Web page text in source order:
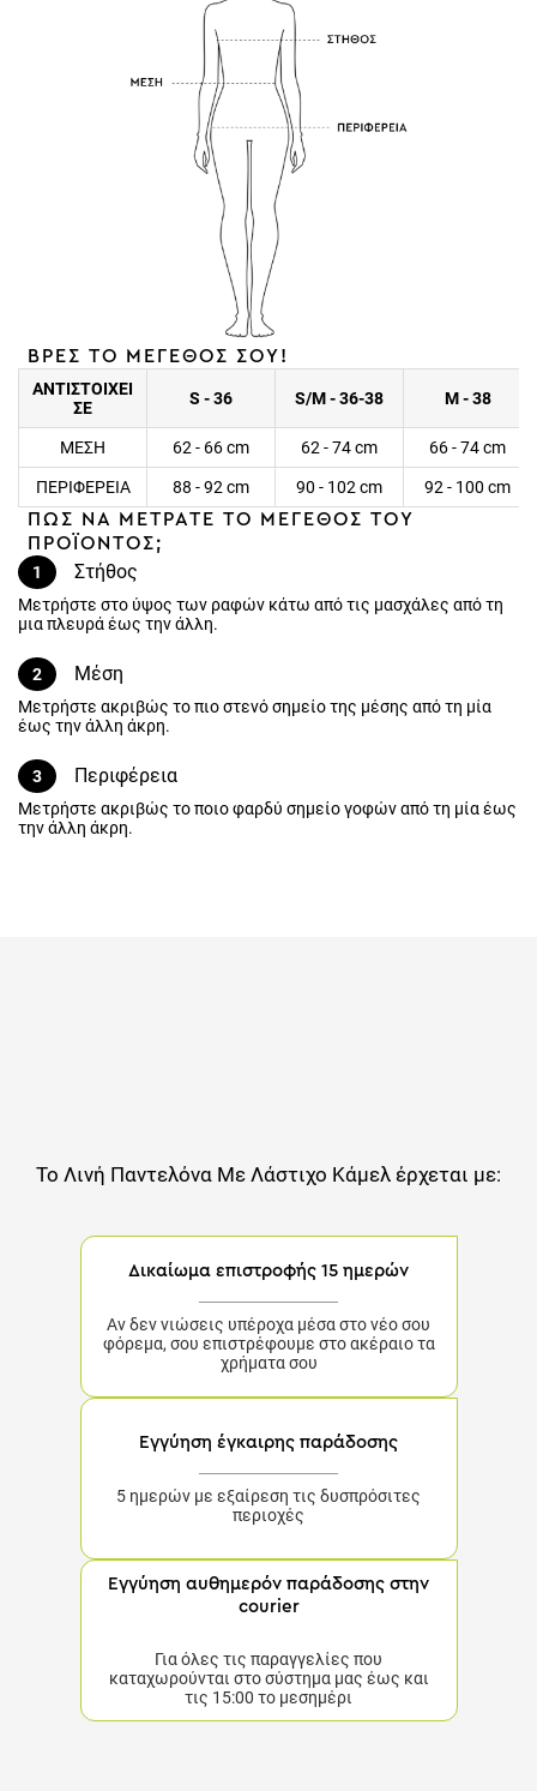
ΒΡΕΣ ΤΟ ΜΕΓΕΘΟΣ ΣΟΥ!
ΑΝΤΙΣΤΟΙΧΕΙ
ΣΕ
S - 36 S/M - 36-38 M - 38
ΜΕΣΗ 62 - 66 cm 62 - 74 cm 66 - 74 cm
ΠΕΡΙΦΕΡΕΙΑ 88 - 92 cm 90 - 102 cm
92 - 100 cm
ΠΩΣ ΝΑ ΜΕΤΡΑΤΕ ΤΟ ΜΕΓΕΘΟΣ ΤΟΥ
ΠΡΟΪΟΝΤΟΣ;
1
Στήθος
Μετρήστε στο ύψος των ραφών κάτω από τις μασχάλες από τη
μια πλευρά έως την άλλη.
2 Μέση
Μετρήστε ακριβώς το πιο στενό σημείο της μέσης από τη μία
έως την άλλη άκρη.
3 Περιφέρεια
Μετρήστε ακριβώς το ποιο φαρδύ σημείο γοφών από τη μία έως
την άλλη άκρη.
Το Λινή Παντελόνα Με Λάστιχο Κάμελ έρχεται με:
Δικαίωμα επιστροφής 15 ημερών
Αν δεν νιώσεις υπέροχα μέσα στο νέο σου
φόρεμα, σου επιστρέφουμε στο ακέραιο τα
χρήματα σου
Εγγύηση έγκαιρης παράδοσης
5 ημερών με εξαίρεση τις δυσπρόσιτες
περιοχές
Εγγύηση αυθημερόν παράδοσης στην
courier
Για όλες τις παραγγελίες που
καταχωρούνται στο σύστημα μας έως και
τις 15:00 το μεσημέρι